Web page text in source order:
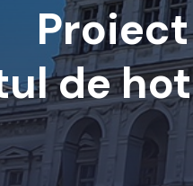
de